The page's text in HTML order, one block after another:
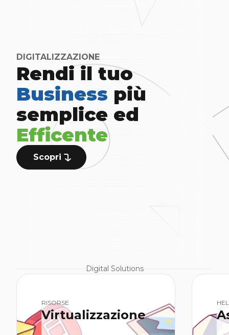
DIGITALIZZAZIONE
Rendi il tuo
Business più
semplice ed
Efficente
Scopri
Digital Solutions
RISORSE
Virtualizzazione